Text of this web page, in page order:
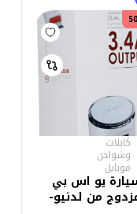
كابلات
وشواحن
موبايل
يو اس بي
من لدنيو-